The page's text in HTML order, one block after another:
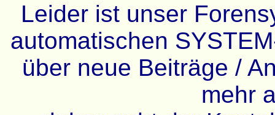
Leider ist unser
automatischen
über neue Beiträge /
mehr